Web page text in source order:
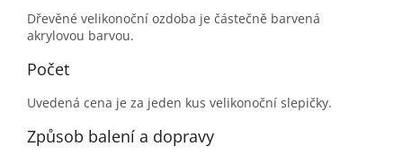
Dřevěné velikonoční ozdoba je částečně barvená
akrylovou barvou.
Počet
Uvedená cena je za jeden kus velikonoční slepičky.
Způsob balení a dopravy